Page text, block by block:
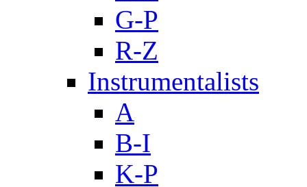
G-P
R-Z
Instrumentalists
A
B-I
K-P